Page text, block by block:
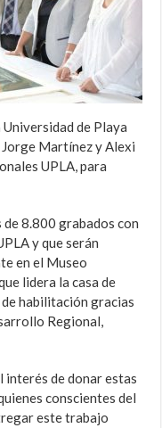
de Playa
Martínez y Alexi
UPLA, para
de 8.800 grabados con
y que serán
en el Museo
lidera la casa de
habilitación gracias
Regional,
interés de donar estas
conscientes del
este trabajo